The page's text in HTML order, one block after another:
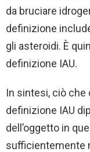
da bruciare
definizione
gli asteroidi. È
definizione IAU.
In sintesi, ciò che
definizione IAU
dell’oggetto in
sufficientemente